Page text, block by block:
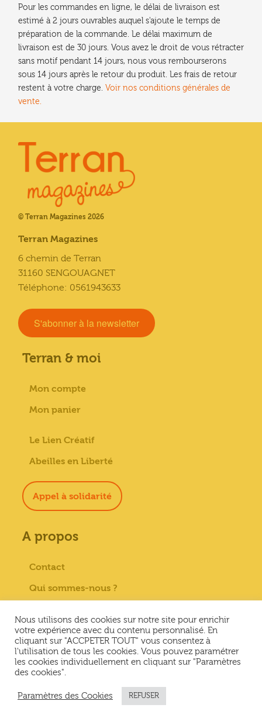
Pour les commandes en ligne, le délai de livraison est
estimé à 2 jours ouvrables auquel s'ajoute le temps de
préparation de la commande. Le délai maximum de
livraison est de 30 jours. Vous avez le droit de vous rétracter
sans motif pendant 14 jours, nous vous rembourserons
sous 14 jours après le retour du produit. Les frais de retour
restent à votre charge. Voir nos conditions générales de
vente.
© Terran Magazines 2026
Terran Magazines
6 chemin de Terran
31160 SENGOUAGNET
Téléphone: 0561943633
S'abonner à la newsletter
Terran & moi
Mon compte
Mon panier
Le Lien Créatif
Abeilles en Liberté
Appel à solidarité
A propos
Contact
Qui sommes-nous ?
Mentions Légales
Conditions générales de vente
Conditions Générales d’Utilisation &
Nous utilisons des cookies sur notre site pour enrichir
votre expérience avec du contenu personnalisé. En
cliquant sur "ACCPETER TOUT" vous consentez à
l'utilisation de tous les cookies. Vous pouvez paramétrer
les cookies individuellement en cliquant sur "Paramètres
des cookies".
Paramètres des Cookies REFUSER